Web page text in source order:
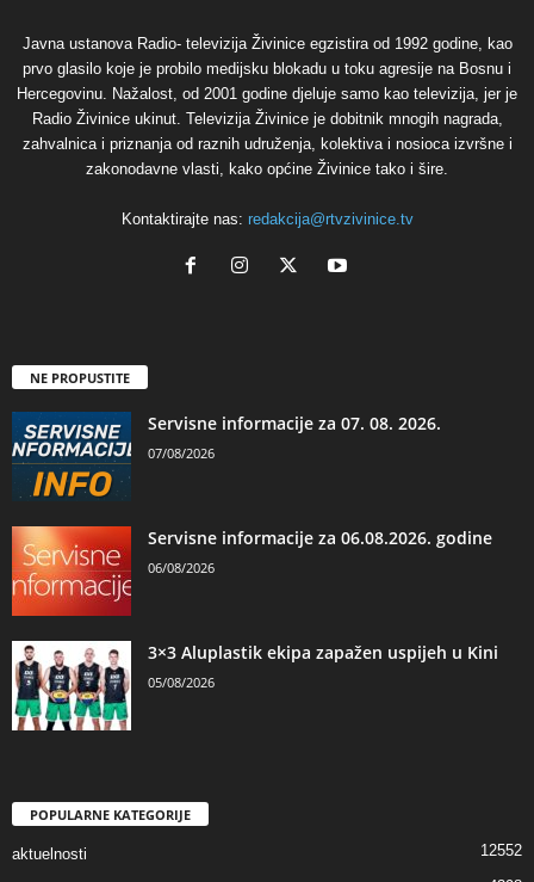
Javna ustanova Radio- televizija Živinice egzistira od 1992 godine, kao
prvo glasilo koje je probilo medijsku blokadu u toku agresije na Bosnu i
Hercegovinu. Nažalost, od 2001 godine djeluje samo kao televizija, jer je
Radio Živinice ukinut. Televizija Živinice je dobitnik mnogih nagrada,
zahvalnica i priznanja od raznih udruženja, kolektiva i nosioca izvršne i
zakonodavne vlasti, kako općine Živinice tako i šire.
Kontaktirajte nas: redakcija@rtvzivinice.tv
NE PROPUSTITE
Servisne informacije za 07. 08. 2026.
07/08/2026
Servisne informacije za 06.08.2026. godine
06/08/2026
3×3 Aluplastik ekipa zapažen uspijeh u Kini
05/08/2026
POPULARNE KATEGORIJE
aktuelnosti 12552